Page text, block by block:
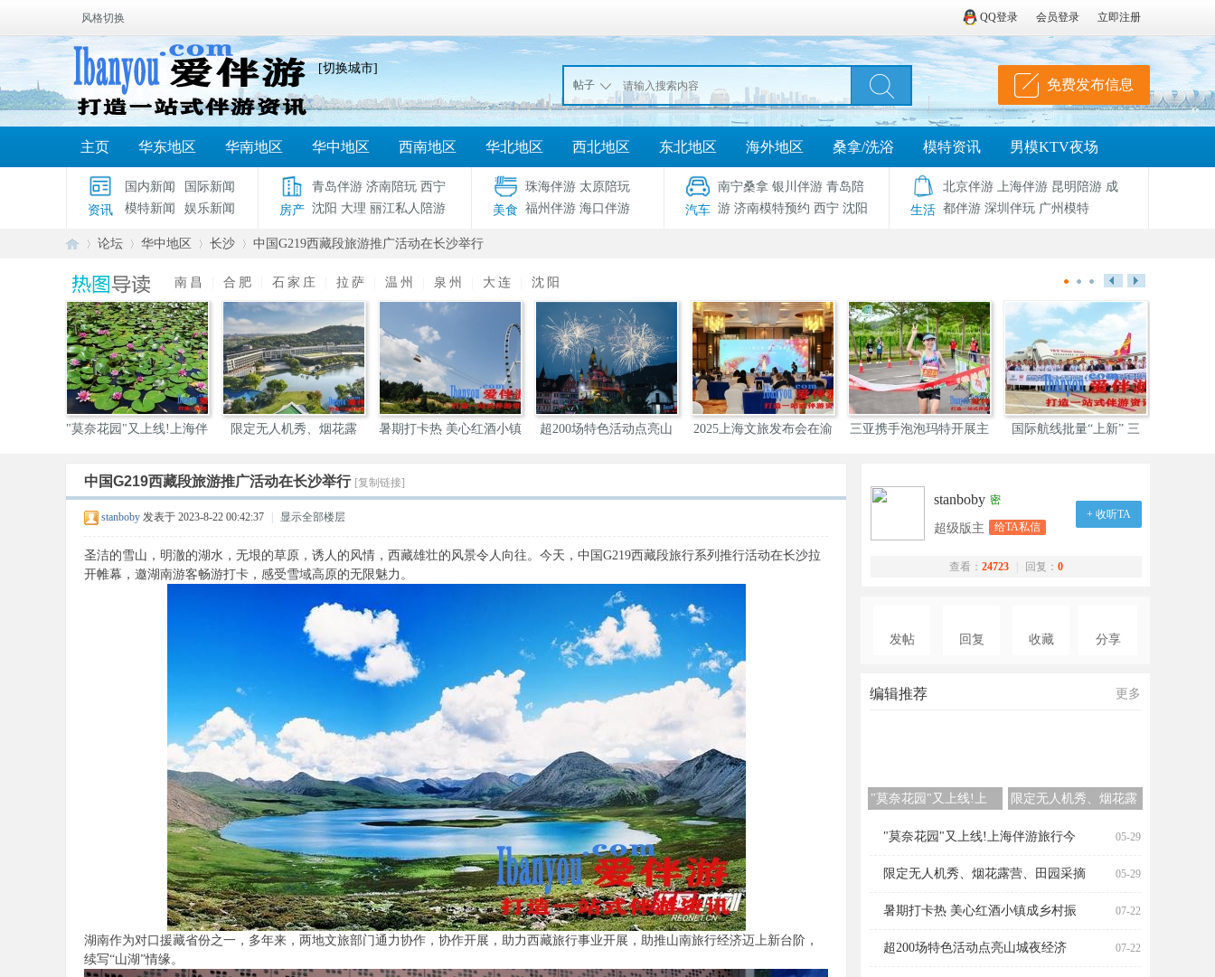
QQ登录 会员登录 立即注册
风格切换
[切换城市]
帖子 免费发布信息
主页 华东地区 华南地区 华中地区 西南地区 华北地区 西北地区 东北地区 海外地区 桑拿/洗浴 模特资讯 男模KTV夜场
资讯
国内新闻
国际新闻
模特新闻
娱乐新闻 房产
青岛伴游 济南陪玩 西宁
沈阳 大理 丽江私人陪游 美食
珠海伴游 太原陪玩
福州伴游 海口伴游 汽车
南宁桑拿 银川伴游 青岛陪
游 济南模特预约 西宁 沈阳 生活
北京伴游 上海伴游 昆明陪游 成
都伴游 深圳伴玩 广州模特
爱
伴
»
论坛
›
华中地区
›
长沙
›
中国G219西藏段旅游推广活动在长沙举行
南昌 合肥 石家庄 拉萨 温州 泉州 大连 沈阳
"莫奈花园"又上线!上海伴
限定无人机秀、烟花露
暑期打卡热 美心红酒小镇
超200场特色活动点亮山
2025上海文旅发布会在渝
三亚携手泡泡玛特开展主
国际航线批量“上新” 三
中国G219西藏段旅游推广活动在长沙举行 [复制链接]
stanboby 发表于 2023-8-22 00:42:37 显示全部楼层
圣洁的雪山，明澈的湖水，无垠的草原，诱人的风情，西藏雄壮的风景令人向往。今天，中国G219西藏段旅行系列推行活动在长沙拉
开帷幕，邀湖南游客畅游打卡，感受雪域高原的无限魅力。
湖南作为对口援藏省份之一，多年来，两地文旅部门通力协作，协作开展，助力西藏旅行事业开展，助推山南旅行经济迈上新台阶，
续写“山湖”情缘。
stanboby 密
超级版主 给TA私信
+ 收听TA
查看： 24723 回复： 0
发帖 回复 收藏 分享
编辑推荐 更多
"莫奈花园"又上线!上
限定无人机秀、烟花露
"莫奈花园"又上线!上海伴游旅行今
05-29
限定无人机秀、烟花露营、田园采摘 05-29
暑期打卡热 美心红酒小镇成乡村振 07-22
超200场特色活动点亮山城夜经济 07-22